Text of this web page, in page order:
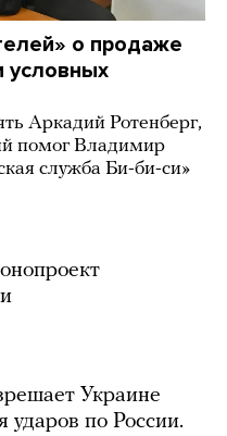
о продаже
условных
Аркадий Ротенберг,
помог Владимир
служба Би-би-си»
Украине
ударов по России.